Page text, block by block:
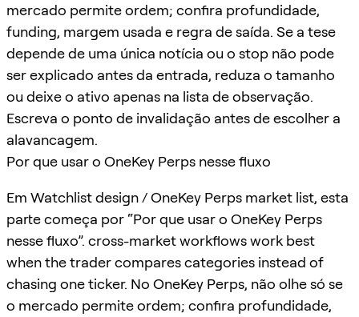
mercado permite ordem; confira profundidade,
funding, margem usada e regra de saída. Se a tese
depende de uma única notícia ou o stop não pode
ser explicado antes da entrada, reduza o tamanho
ou deixe o ativo apenas na lista de observação.
Escreva o ponto de invalidação antes de escolher a
alavancagem.
Por que usar o OneKey Perps nesse fluxo
Em Watchlist design / OneKey Perps market list, esta
parte começa por “Por que usar o OneKey Perps
nesse fluxo”. cross-market workflows work best
when the trader compares categories instead of
chasing one ticker. No OneKey Perps, não olhe só se
o mercado permite ordem; confira profundidade,